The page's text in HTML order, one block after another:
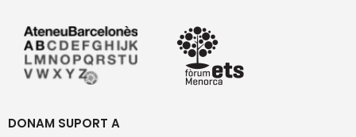
DONAM SUPORT A